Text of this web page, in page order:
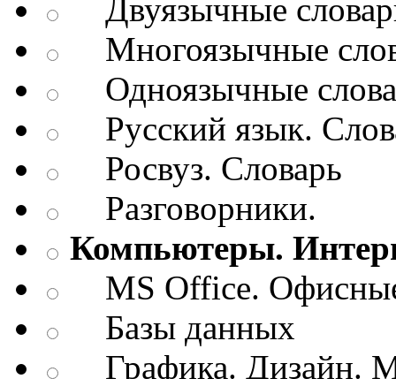
Двуязычные
Многоязычные
Одноязычные
Русский язык.
Росвуз. Словарь
Разговорники.
Компьютеры.
MS Office.
Базы данных
Графика. Дизайн.